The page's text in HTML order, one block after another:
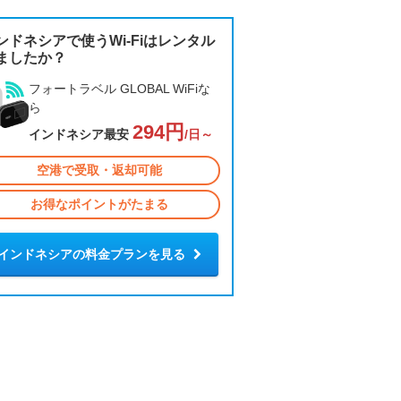
ドネシアで使うWi-Fiはレンタル
したか？
フォートラベル GLOBAL WiFiな
ら
インドネシア最安 294円 /日～
空港で受取・返却可能
お得なポイントがたまる
ンドネシアの料金プランを見る